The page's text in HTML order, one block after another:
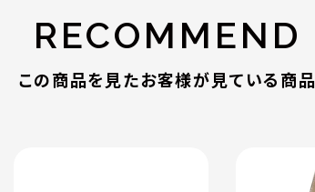
RECOMMEND
この商品を見たお客様が見ている商品